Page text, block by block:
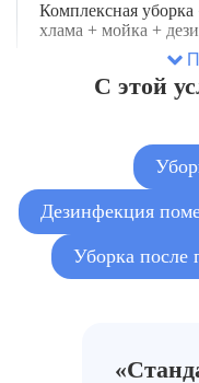
Комплексная
хлама + мойка +
Сортировка и разбор
Вывоз мусора из
Демонтаж мебели и
С этой
Дезинфекция
Уборка после